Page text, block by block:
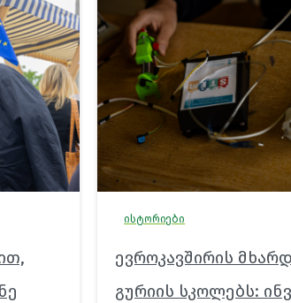
ისტორიები
ევროკავშირის
გურიის სკოლებს: